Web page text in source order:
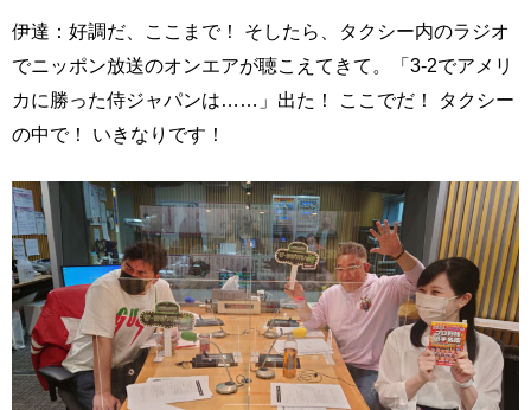
伊達：好調だ、ここまで！ そしたら、タクシー内のラジオ
でニッポン放送のオンエアが聴こえてきて。「3-2でアメリ
カに勝った侍ジャパンは……」出た！ ここでだ！ タクシー
の中で！ いきなりです！